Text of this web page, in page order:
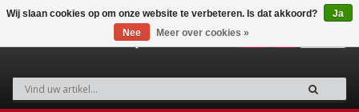
Wij slaan cookies op om onze website te verbeteren. Is dat akkoord?
Ja
Nee
Meer over cookies »